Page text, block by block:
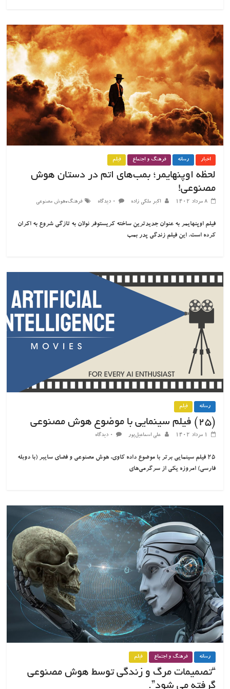
اخبار رسانه فرهنگ و اجتماع فیلم
لحظه اوپنهایمر؛ بمب‌های اتم در دستان هوش
مصنوعی!
۸ مرداد ۱۴۰۲ اکبر ملکی زاده ۰ دیدگاه فرهنگ،هوش مصنوعی
فیلم اوپنهایمر به عنوان جدیدترین ساخته کریستوفر نولان به تازگی شروع به اکران
کرده است. این فیلم زندگی پدر بمب
رسانه فیلم
(۲۵) فیلم سینمایی با موضوع هوش مصنوعی
۱ مرداد ۱۴۰۲ علی اسماعیل‌پور ۰ دیدگاه
۲۵ فیلم سینمایی برتر با موضوع داده کاوی، هوش مصنوعی و فضای سایبر (با دوبله
فارسی) امروزه یکی از سرگرمی‌های
رسانه فرهنگ و اجتماع فیلم
“تصمیمات مرگ و زندگی توسط هوش مصنوعی
گرفته می شود”.